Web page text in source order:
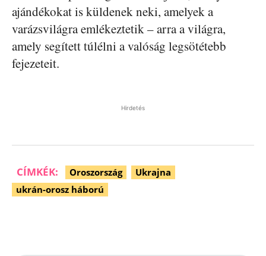
ajándékokat is küldenek neki, amelyek a
varázsvilágra emlékeztetik – arra a világra,
amely segített túlélni a valóság legsötétebb
fejezeteit.
Hirdetés
CÍMKÉK: Oroszország
Ukrajna
ukrán-orosz háború